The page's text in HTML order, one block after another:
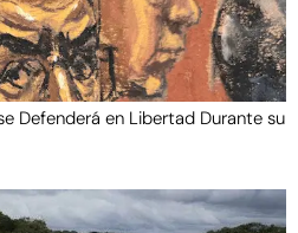
Defenderá en Libertad Durante su